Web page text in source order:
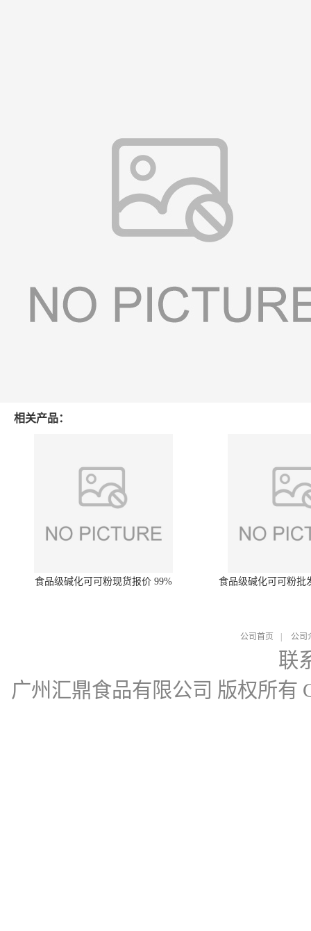
相关产品：
食品级碱化可可粉现货报价 99% 食品级碱化可可粉批
公司首页 公司
联
广州汇鼎食品有限公司 版权所有